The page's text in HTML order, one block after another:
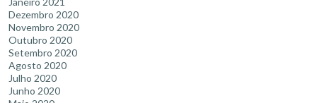
Dezembro 2020
Novembro 2020
Outubro 2020
Setembro 2020
Agosto 2020
Julho 2020
Junho 2020